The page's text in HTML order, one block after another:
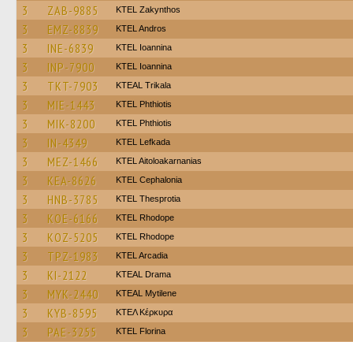
3 ZAB-9885 KTEL Zakynthos
3 EMZ-8839 KTEL Andros
3 INE-6839 KTEL Ioannina
3 INP-7900 KTEL Ioannina
3 TKT-7903 KTEAL Trikala
3 MIE-1443 ΚΤΕL Phthiotis
3 MIK-8200 ΚΤΕL Phthiotis
3 IN-4349 KTEL Lefkada
3 MEZ-1466 KTEL Aitoloakarnanias
3 KEA-8626 KTEL Cephalonia
3 HNB-3785 KTEL Thesprotia
3 KOE-6166 KTEL Rhodope
3 KOZ-5205 KTEL Rhodope
3 TPZ-1983 KTEL Arcadia
3 KI-2122 KTEAL Drama
3 MYK-2440 KTEAL Mytilene
3 KYB-8595 ΚΤΕΛ Κέρκυρα
3 PAE-3255 KTEL Florina